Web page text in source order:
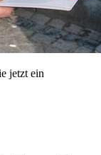
jetzt ein